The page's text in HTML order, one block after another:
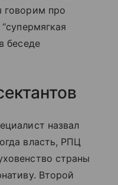
говорим про
беседе
назвал
власть, РПЦ
страны
Второй